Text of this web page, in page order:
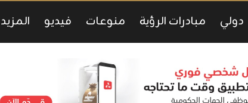
دولي مبادرات الرؤية منوعات فيديو المزيد